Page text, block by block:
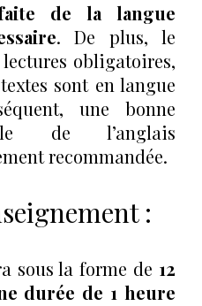
de la langue
. De plus, le
obligatoires,
sont en langue
une bonne
de l’anglais
recommandée.
:
sous la forme de 12
durée de 1 heure